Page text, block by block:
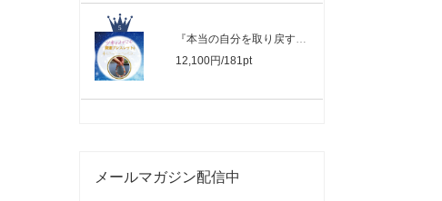
『本当の自分を取り戻すブレスレット』《..
12,100円/181pt
メールマガジン配信中